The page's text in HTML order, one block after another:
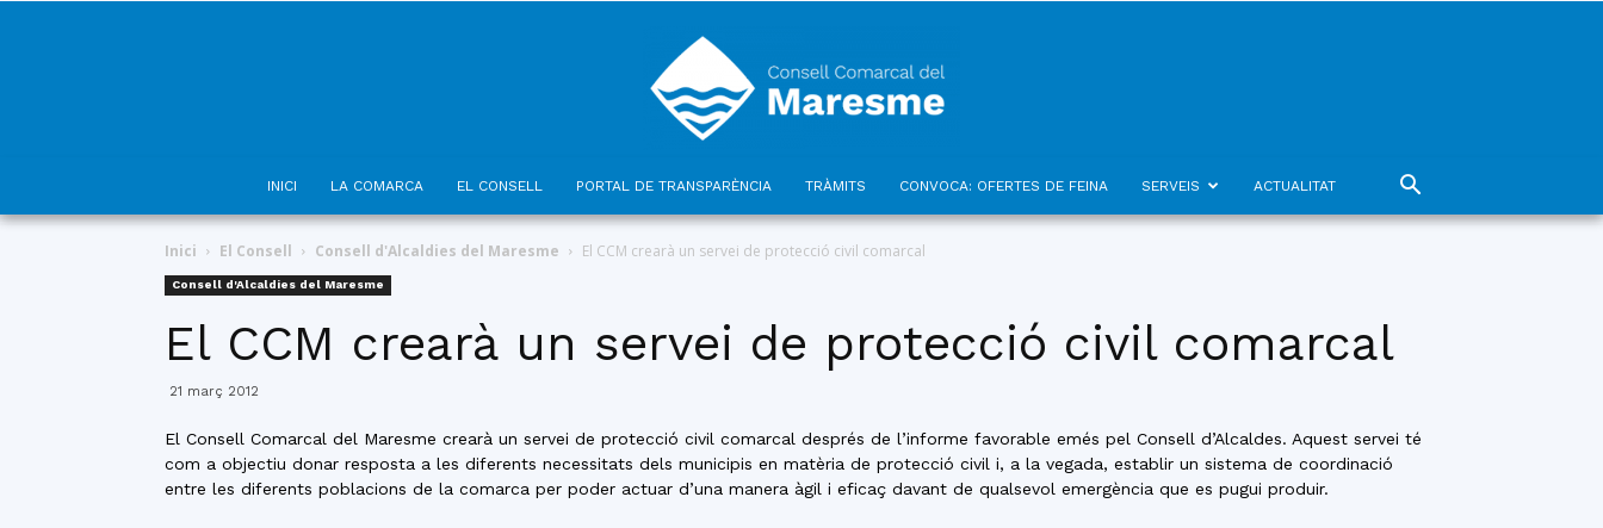
INICI LA COMARCA EL CONSELL PORTAL DE TRANSPARÈNCIA TRÀMITS CONVOCA: OFERTES DE FEINA SERVEIS ACTUALITAT
Inici El Consell Consell d'Alcaldies del Maresme El CCM crearà un servei de protecció civil comarcal
Consell d'Alcaldies del Maresme
El CCM crearà un servei de protecció civil comarcal
21 març 2012
El Consell Comarcal del Maresme crearà un servei de protecció civil comarcal després de l’informe favorable emés pel Consell d’Alcaldes. Aquest servei té
com a objectiu donar resposta a les diferents necessitats dels municipis en matèria de protecció civil i, a la vegada, establir un sistema de coordinació
entre les diferents poblacions de la comarca per poder actuar d’una manera àgil i eficaç davant de qualsevol emergència que es pugui produir.